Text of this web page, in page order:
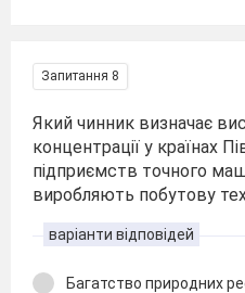
Запитання 8
Який чинник визначає
концентрації у країнах
підприємств точного
виробляють побутову
варіанти відповідей
Багатство природних